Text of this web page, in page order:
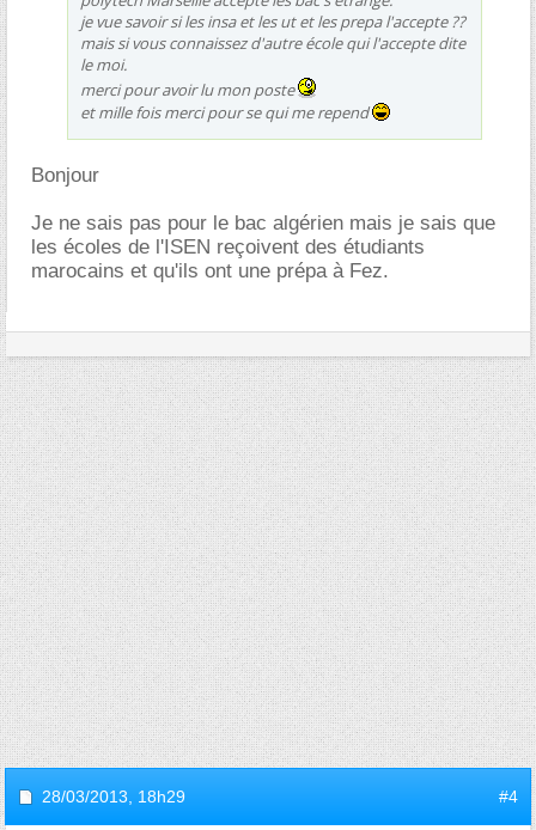
je vue savoir si les insa et les ut et les prepa l'accepte ??
mais si vous connaissez d'autre école qui l'accepte dite
le moi.
merci pour avoir lu mon poste
et mille fois merci pour se qui me repend
Bonjour
Je ne sais pas pour le bac algérien mais je sais que
les écoles de l'ISEN reçoivent des étudiants
marocains et qu'ils ont une prépa à Fez.
28/03/2013, 18h29 #4